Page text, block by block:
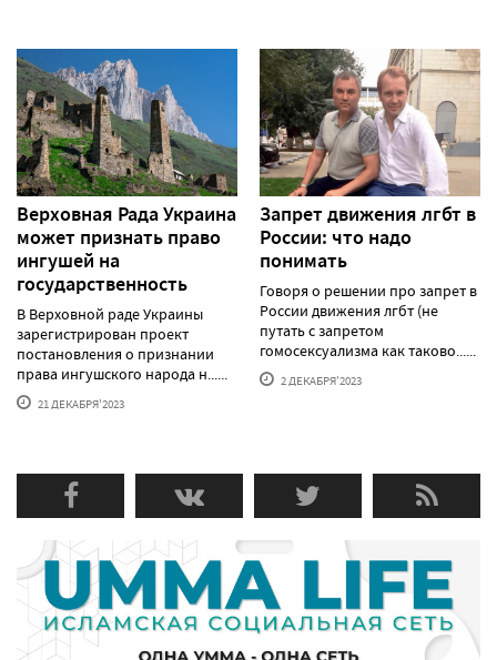
Верховная Рада Украина
может признать право
ингушей на
государственность
В Верховной раде Украины
зарегистрирован проект
постановления о признании
права ингушского народа н......
21 ДЕКАБРЯ'2023
Запрет движения лгбт в
России: что надо
понимать
Говоря о решении про запрет в
России движения лгбт (не
путать с запретом
гомосексуализма как таково......
2 ДЕКАБРЯ'2023